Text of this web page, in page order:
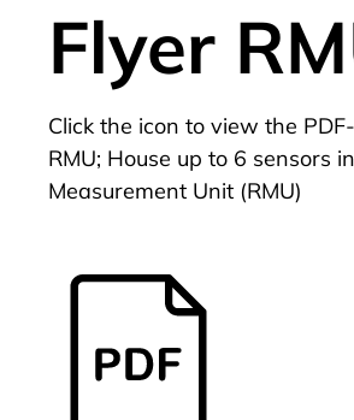
Flyer
Click the icon to view the
RMU; House up to 6 sensors
Measurement Unit (RMU)